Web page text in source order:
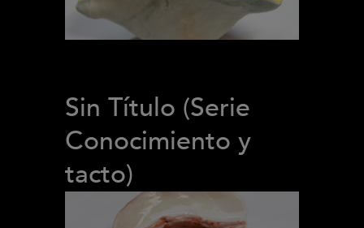
Sin Título (Serie
Conocimiento y
tacto)